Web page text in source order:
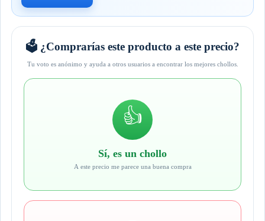
🗳️ ¿Comprarías este producto a este precio?
Tu voto es anónimo y ayuda a otros usuarios a encontrar los mejores chollos.
👍
Sí, es un chollo
A este precio me parece una buena compra